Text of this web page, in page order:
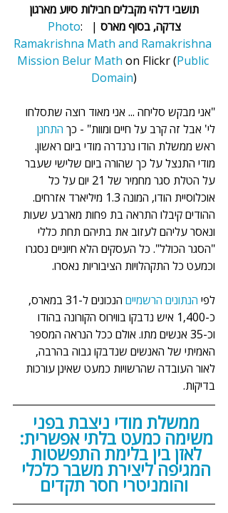
תושבי דלהי מקבלים חבילות סיוע מארגון
צדקה, בסוף מארס |
Photo:
Ramakrishna Math and Ramakrishna
Mission Belur Math on Flickr (Public
Domain)
"אני מבקש סליחה ... אני מאוד רוצה שתסלחו
לי' אבל זה קרב על חיים ומוות" - כך התחנן
ראש ממשלת הודו נרנדרה מודי ביום ראשון.
מודי התנצל על כך שהורה ביום שלישי שעבר
על הטלת סגר מחמיר של 21 יום על כל
אוכלוסיית הודו, המונה 1.3 מיליארד אזרחים.
ההודים קיבלו התראה בת פחות מארבע שעות
ונאסר עליהם לעזוב את בתיהם תחת כללי
"הסגר הכולל". כל העסקים הלא חיוניים נסגרו
וכמעט כל התקהלויות הציבוריות נאסרו.
לפי הנתונים הרשמיים
הנכונים ל-31 במארס,
כ-1,400 איש נדבקו בווירוס הקורונה בהודו
וכ-35 אנשים מתו. אולם ככל הנראה המספר
האמיתי של האנשים שנדבקו גבוה בהרבה,
לאור העובדה שהרשויות כמעט שאינן עורכות
בדיקות.
ממשלת מודי ניצבת בפני
משימה כמעט בלתי אפשרית:
לאזן בין בלימת התפשטות
המגיפה ליצירת משבר כלכלי
והומניטרי חסר תקדים